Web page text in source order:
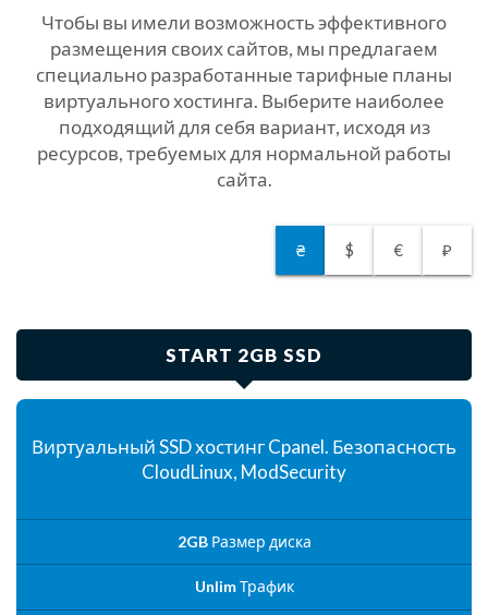
Чтобы вы имели возможность эффективного
размещения своих сайтов, мы предлагаем
специально разработанные тарифные планы
виртуального хостинга. Выберите наиболее
подходящий для себя вариант, исходя из
ресурсов, требуемых для нормальной работы
сайта.
₴ $ € ₽
START 2GB SSD
Виртуальный SSD хостинг Cpanel. Безопасность
CloudLinux, ModSecurity
2GBРазмер диска
UnlimТрафик